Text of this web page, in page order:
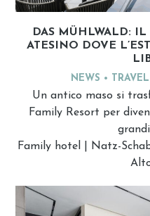
DAS MÜHLWALD:
ATESINO DOVE
NEWS TRAVEL
Un antico maso si
Family Resort per
Family hotel | Natz-